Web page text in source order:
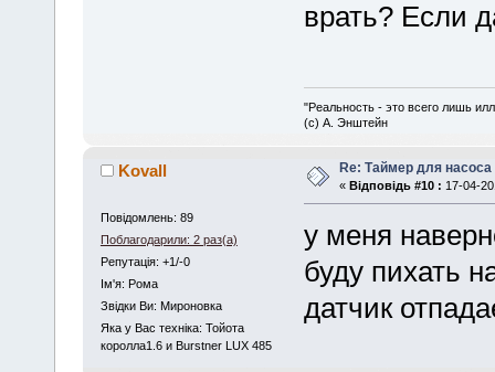
врать? Если
"Реальность - это всего лишь
(с) А. Энштейн
Kovall
Повідомлень: 89
Поблагодарили: 2 раз(а)
Репутація: +1/-0
Iм'я: Рома
Звідки Ви: Мироновка
Яка у Вас техніка: Тойота
королла1.6 и Burstner LUX 485
Re: Таймер для насоса
« Відповідь #10 : 17-04-
у меня
буду пихать
датчик